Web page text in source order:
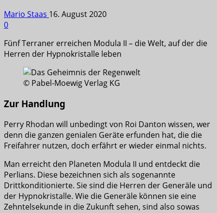
Mario Staas 16. August 2020
0
Fünf Terraner erreichen Modula II – die Welt, auf der die
Herren der Hypnokristalle leben
© Pabel-Moewig Verlag KG
Zur Handlung
Perry Rhodan will unbedingt von Roi Danton wissen, wer
denn die ganzen genialen Geräte erfunden hat, die die
Freifahrer nutzen, doch erfährt er wieder einmal nichts.
Man erreicht den Planeten Modula II und entdeckt die
Perlians. Diese bezeichnen sich als sogenannte
Drittkonditionierte. Sie sind die Herren der Generäle und
der Hypnokristalle. Wie die Generäle können sie eine
Zehntelsekunde in die Zukunft sehen, sind also sowas